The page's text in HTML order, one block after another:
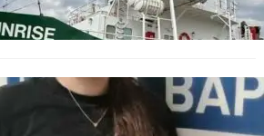
кампания за опазване на Черно
ученичка създаде интерактивна
за сигнали за проблеми с боклука